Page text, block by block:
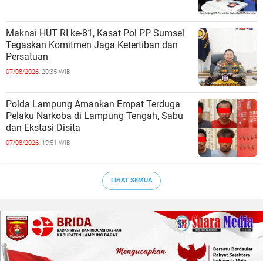
Maknai HUT RI ke-81, Kasat Pol PP Sumsel
Tegaskan Komitmen Jaga Ketertiban dan
Persatuan
07/08/2026, 20:35 WIB
Polda Lampung Amankan Empat Terduga
Pelaku Narkoba di Lampung Tengah, Sabu
dan Ekstasi Disita
07/08/2026, 19:51 WIB
LIHAT SEMUA